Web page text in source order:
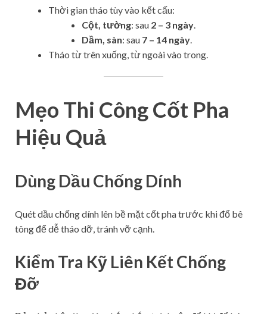
Thời gian tháo tùy vào kết cấu:
Cột, tường: sau 2 – 3 ngày.
Dầm, sàn: sau 7 – 14 ngày.
Tháo từ trên xuống, từ ngoài vào trong.
Mẹo Thi Công Cốt Pha
Hiệu Quả
Dùng Dầu Chống Dính
Quét dầu chống dính lên bề mặt cốt pha trước khi đổ bê
tông để dễ tháo dỡ, tránh vỡ cạnh.
Kiểm Tra Kỹ Liên Kết Chống
Đỡ